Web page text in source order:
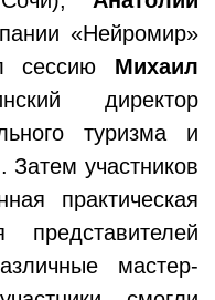
«Нейромир»
сессию Михаил
директор
туризма и
Затем участников
практическая
мастер-